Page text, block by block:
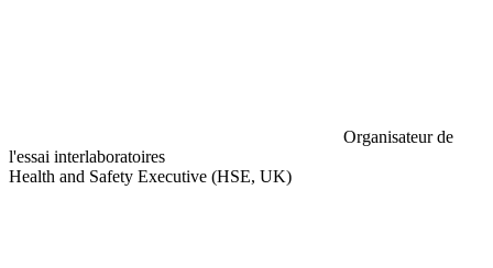
Organisateur de
l'essai interlaboratoires
Health and Safety Executive (HSE, UK)